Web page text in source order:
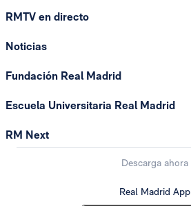
RMTV en directo
Noticias
Fundación Real Madrid
Escuela Universitaria Real Madrid
RM Next
Descarga ahora
Real Madrid App